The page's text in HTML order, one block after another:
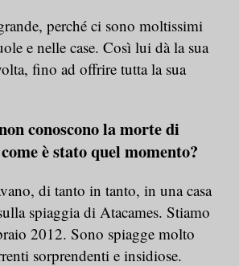
perché ci sono moltissimi
e nelle case. Così lui dà la sua
fino ad offrire tutta la sua
conoscono la morte di
è stato quel momento?
di tanto in tanto, in una casa
spiaggia di Atacames. Stiamo
2012. Sono spiagge molto
sorprendenti e insidiose.